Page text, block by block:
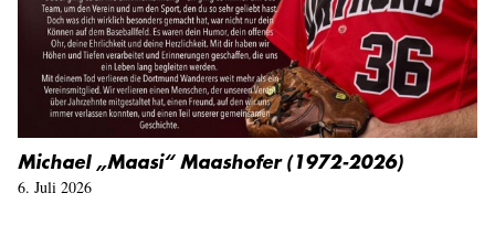
Michael „Maasi“ Maashofer (1972-2026)
6. Juli 2026